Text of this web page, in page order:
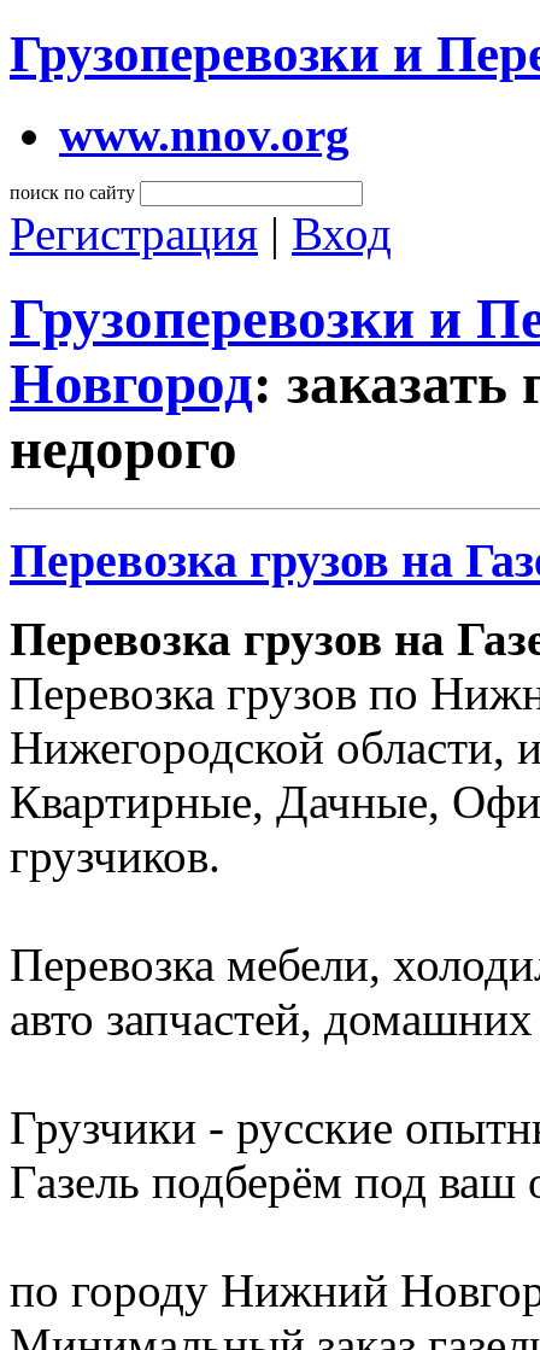
Грузоперевозки и
www.nnov.org
поиск по сайту
Регистрация | Вход
Грузоперевозки и
Новгород: заказать
недорого
Перевозка грузов на
Перевозка грузов на
Перевозка грузов по
Нижегородской области,
Квартирные, Дачные,
грузчиков.
Перевозка мебели,
авто запчастей,
Грузчики - русские
Газель подберём под
по городу Нижний